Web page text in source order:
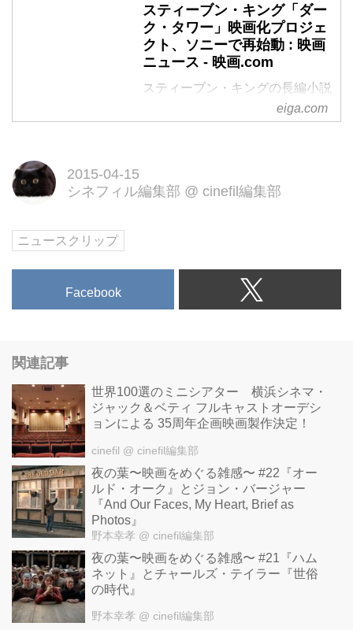
スティーブン・キング「ダー
ク・タワー」映画化プロジェ
クト、ソニーで再始動 : 映画
ニュース - 映画.com
スティーブン・キングの長編小説
「ダーク・タワー」の完全映像化
チャーズと米ワーナー・ブラザー
eiga.com
2015-04-15
シネフィル編集部 @ cinefil編集部
ニュースクリップ
Facebook
関連記事
世界100選のミニシアター 横浜シネマ・
ジャック＆ベティ フルキャストオーデシ
ョンによる 35周年企画映画製作決定！
cinefil @ cinefil編集部
夜の葉〜映画をめぐる雑感〜 #22『オー
ルド・オーク』とジョン・バージャー
『And Our Faces, My Heart, Brief as
Photos』
野本幸孝 @ cinefil編集部
夜の葉〜映画をめぐる雑感〜 #21『ハム
ネット』とチャールズ・テイラー『世俗
の時代』
野本幸孝 @ cinefil編集部